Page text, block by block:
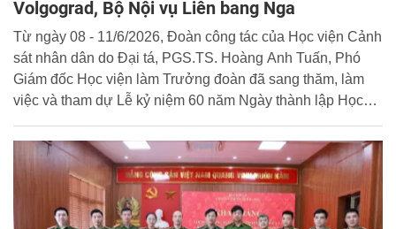
Volgograd, Bộ Nội vụ Liên bang Nga
Từ ngày 08 - 11/6/2026, Đoàn công tác của Học viện Cảnh
sát nhân dân do Đại tá, PGS.TS. Hoàng Anh Tuấn, Phó
Giám đốc Học viện làm Trưởng đoàn đã sang thăm, làm
việc và tham dự Lễ kỷ niệm 60 năm Ngày thành lập Học